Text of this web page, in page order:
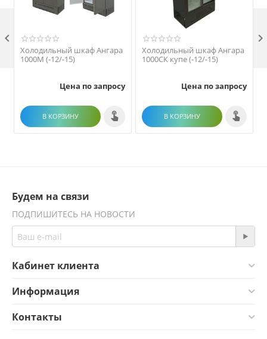
Холодильный шкаф Ангара
1000М (-12/-15)
Цена по запросу
В КОРЗИНУ
Холодильный шкаф Ангара
1000СК купе (-12/-15)
Цена по запросу
В КОРЗИНУ
 
Будем на связи
ПОДПИШИТЕСЬ НА НОВОСТИ
Кабинет клиента
Информация
Контакты